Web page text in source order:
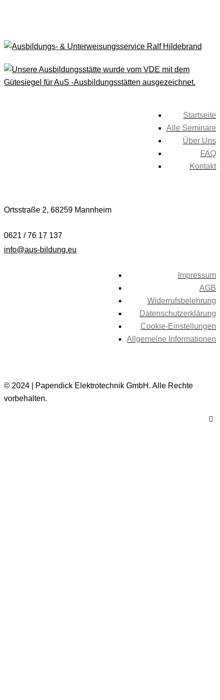
Startseite
Alle Seminare
Über Uns
FAQ
Kontakt
Ortsstraße 2, 68259 Mannheim
0621 / 76 17 137
info@aus-bildung.eu
Impressum
AGB
Widerrufsbelehrung
Datenschutzerklärung
Cookie-Einstellungen
Allgemeine Informationen
© 2024 | Papendick Elektrotechnik GmbH. Alle Rechte
vorbehalten.